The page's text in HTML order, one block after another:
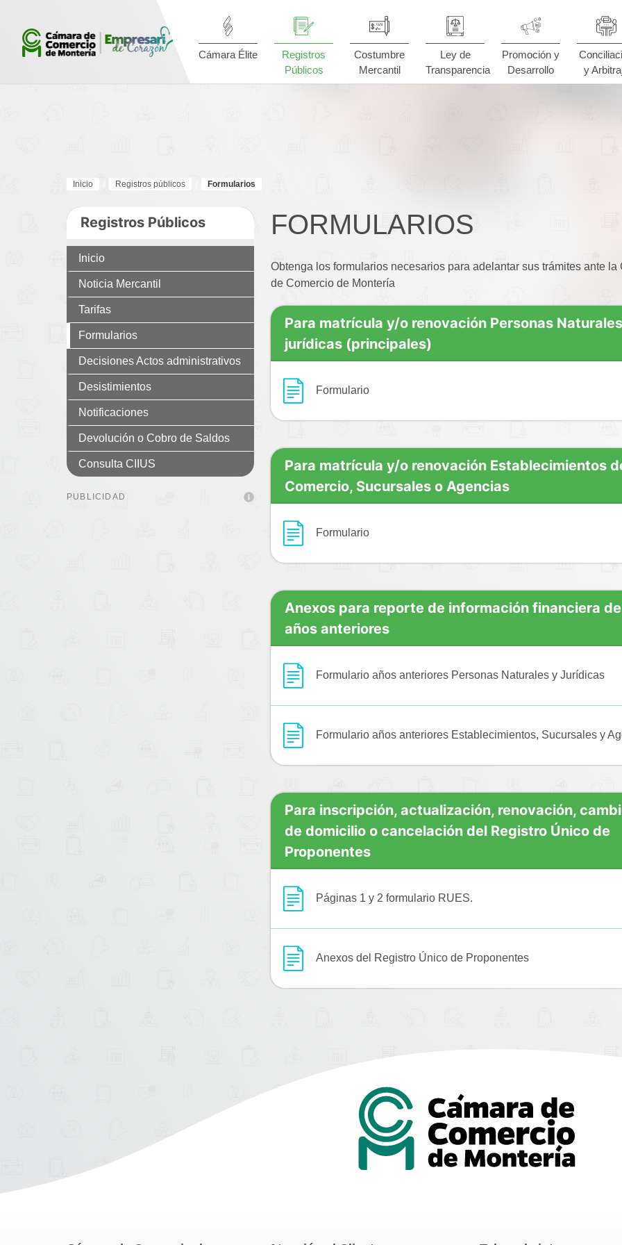
Cámara Élite
Registros
Públicos
Costumbre
Mercantil
Ley de
Transparencia
Promoción y
Desarrollo
y
Inicio Registros públicos Formularios
Registros Públicos
Inicio
Noticia Mercantil
Tarifas
Formularios
Decisiones Actos administrativos
Desistimientos
Notificaciones
Devolución o Cobro de Saldos
Consulta CIIUS
PUBLICIDAD
FORMULARIOS
Obtenga los formularios necesarios para adelantar sus trámites ante la
de Comercio de Montería
Para matrícula y/o renovación Personas
jurídicas (principales)
Formulario
Para matrícula y/o renovación Establecimientos
Comercio, Sucursales o Agencias
Formulario
Anexos para reporte de información financiera de
años anteriores
Formulario años anteriores Personas Naturales y Jurídicas
Formulario años anteriores Establecimientos, Sucursales y
Para inscripción, actualización, renovación,
de domicilio o cancelación del Registro Único de
Proponentes
Páginas 1 y 2 formulario RUES.
Anexos del Registro Único de Proponentes